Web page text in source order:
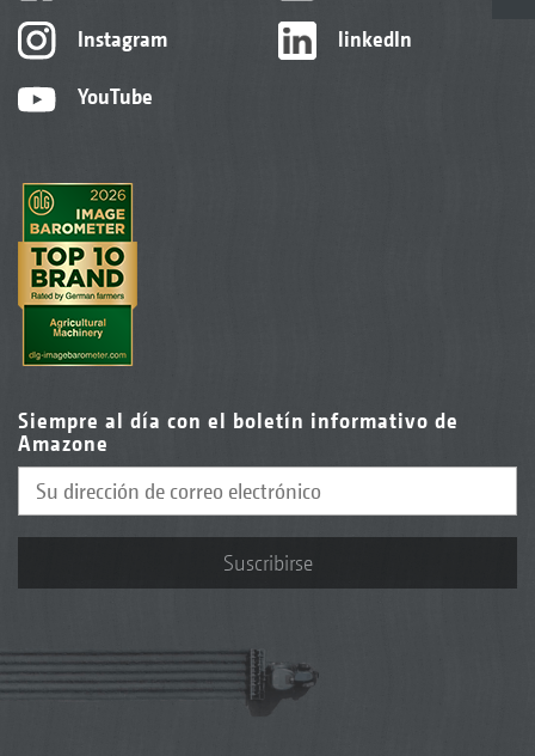
Instagram
YouTube
linkedIn
Siempre al día con el boletín informativo de
Amazone
Suscribirse